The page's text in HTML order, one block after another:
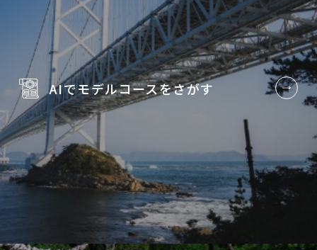
AIでモデルコースをさがす